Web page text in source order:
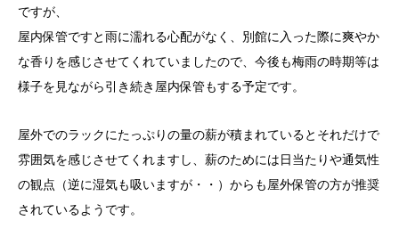
ですが、
屋内保管ですと雨に濡れる心配がなく、別館に入った際に爽やか
な香りを感じさせてくれていましたので、今後も梅雨の時期等は
様子を見ながら引き続き屋内保管もする予定です。
屋外でのラックにたっぷりの量の薪が積まれているとそれだけで
雰囲気を感じさせてくれますし、薪のためには日当たりや通気性
の観点（逆に湿気も吸いますが・・）からも屋外保管の方が推奨
されているようです。